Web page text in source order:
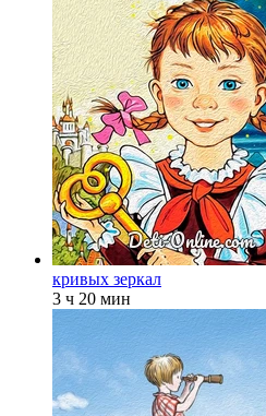
кривых зеркал
3 ч 20 мин